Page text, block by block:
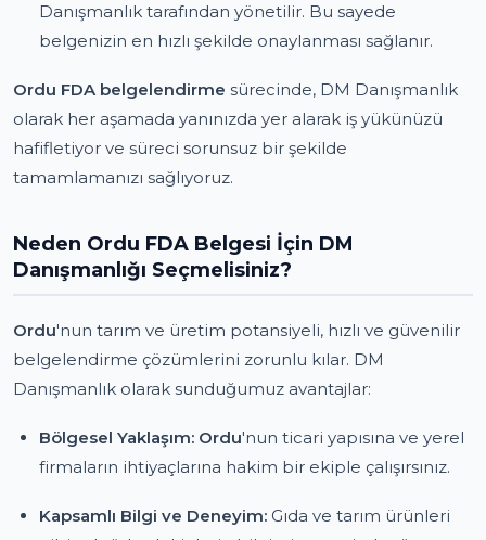
Danışmanlık tarafından yönetilir. Bu sayede
belgenizin en hızlı şekilde onaylanması sağlanır.
Ordu FDA belgelendirme sürecinde, DM Danışmanlık
olarak her aşamada yanınızda yer alarak iş yükünüzü
hafifletiyor ve süreci sorunsuz bir şekilde
tamamlamanızı sağlıyoruz.
Neden Ordu FDA Belgesi İçin DM
Danışmanlığı Seçmelisiniz?
Ordu'nun tarım ve üretim potansiyeli, hızlı ve güvenilir
belgelendirme çözümlerini zorunlu kılar. DM
Danışmanlık olarak sunduğumuz avantajlar:
Bölgesel Yaklaşım: Ordu'nun ticari yapısına ve yerel
firmaların ihtiyaçlarına hakim bir ekiple çalışırsınız.
Kapsamlı Bilgi ve Deneyim: Gıda ve tarım ürünleri